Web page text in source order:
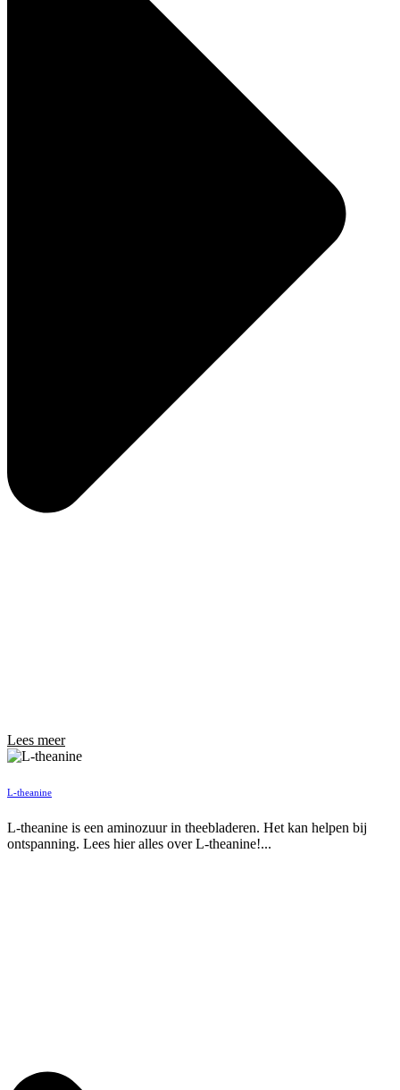
Lees meer
L-theanine
L-theanine is een aminozuur in theebladeren. Het kan helpen bij
ontspanning. Lees hier alles over L-theanine!...